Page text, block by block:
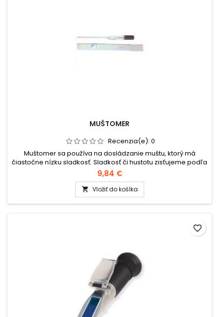
MUŠTOMER
Recenzia(e): 0
Muštomer sa používa na dosládzanie muštu, ktorý má
čiastočne nízku sladkosť. Sladkosť či hustotu zisťujeme podľa
stupnice na muštomery pri teplote 15 °C meraného muštu. Na
muštomere je hodnota cukru uvedená v litrových
percentách, podľa ktorej jeden stupeň sladu dosiahneme
pridaním 1 kg cukru na 1 hektoliter muštu. Docukrovanie pre
biele stolové vína na...
9,84 €
 Vložiť do košíka
favorite_border